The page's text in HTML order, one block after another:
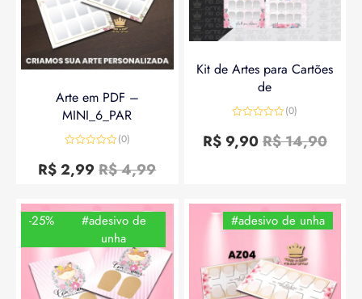
Arte em PDF –
MINI_6_PAR
0
de
(0)
R$4,99
R$2,99
Kit de Artes para Cartões
de
0
de
(0)
R$14,90
R$9,90
-25%
#adesivo de
unha
#adesivo de unha